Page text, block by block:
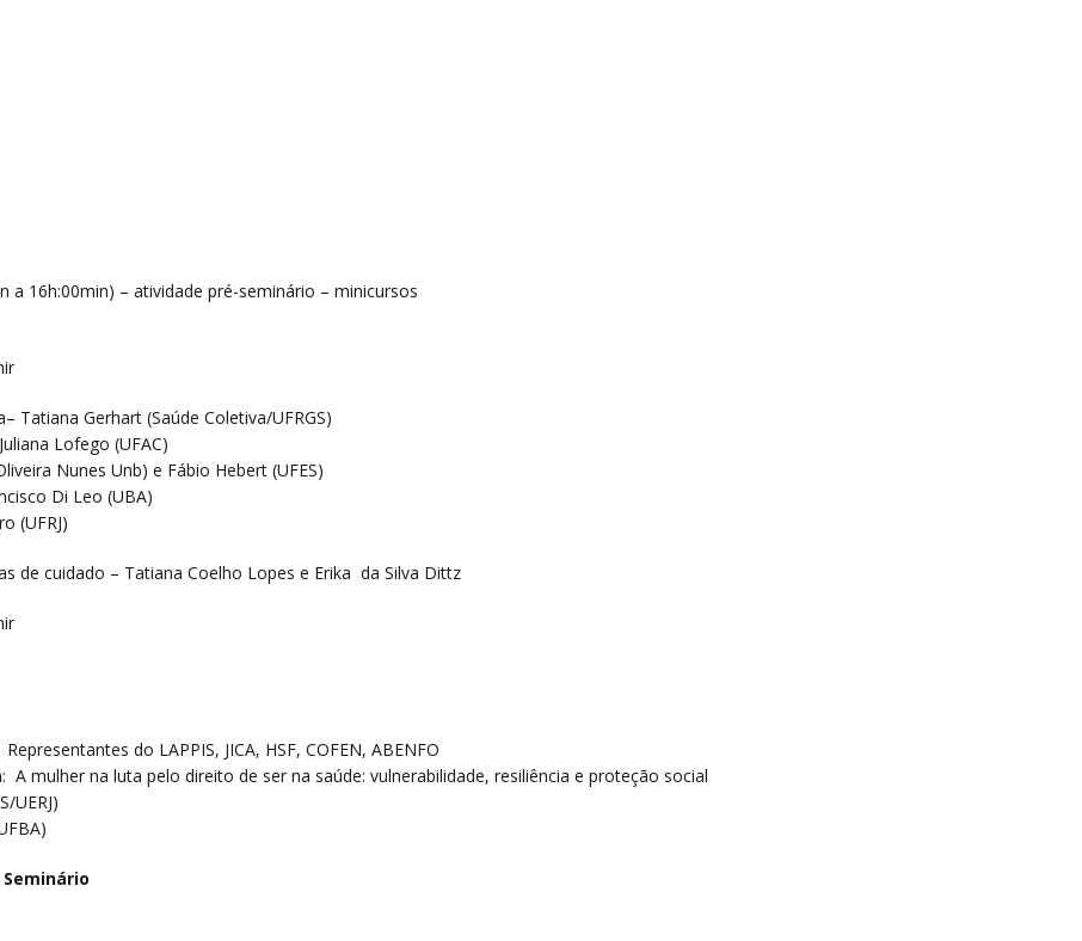
a 16h:00min) – atividade pré-seminário – minicursos
Tatiana Gerhart (Saúde Coletiva/UFRGS)
Lofego (UFAC)
Nunes Unb) e Fábio Hebert (UFES)
Di Leo (UBA)
(UFRJ)
de cuidado – Tatiana Coelho Lopes e Erika da Silva Dittz
do LAPPIS, JICA, HSF, COFEN, ABENFO
mulher na luta pelo direito de ser na saúde: vulnerabilidade, resiliência e proteção social
UERJ)